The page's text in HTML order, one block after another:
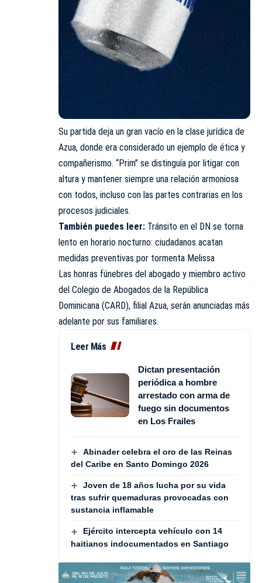
Su partida deja un gran vacío en la clase jurídica de
Azua, donde era considerado un ejemplo de ética y
compañerismo. “Prim” se distinguía por litigar con
altura y mantener siempre una relación armoniosa
con todos, incluso con las partes contrarias en los
procesos judiciales.
También puedes leer: Tránsito en el DN se torna
lento en horario nocturno: ciudadanos acatan
medidas preventivas por tormenta Melissa
Las honras fúnebres del abogado y miembro activo
del Colegio de Abogados de la República
Dominicana (CARD), filial Azua, serán anunciadas más
adelante por sus familiares.
Leer Más
Dictan presentación
periódica a hombre
arrestado con arma de
fuego sin documentos
en Los Frailes
Abinader celebra el oro de las Reinas
del Caribe en Santo Domingo 2026
Joven de 18 años lucha por su vida
tras sufrir quemaduras provocadas con
sustancia inflamable
Ejército intercepta vehículo con 14
haitianos indocumentados en Santiago